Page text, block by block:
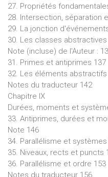
27. Propriétés
28. Intersection, séparation
29. La jonction
30. Les classes abstractives
Note (incluse) de l'Auteur :
31. Primes et antiprimes 137
32. Les éléments abstractifs
Notes du traducteur 142
Chapitre IX
Durées, moments et
33. Antiprimes, durées et
Note 146
34. Parallélisme et
35. Niveaux, rects et puncts
36. Parallélisme et ordre 153
Notes du traducteur 156